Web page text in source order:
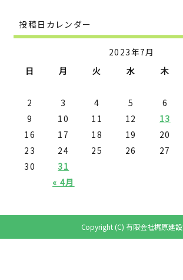
投稿日カレンダー
2023年7月
日
月 火 水 木
« 4月
2
3 4 5 6
9
10 11 12 13
16
17 18 19 20
23
24 25 26 27
30
31
Copyright (C) 有限会社梶原建設